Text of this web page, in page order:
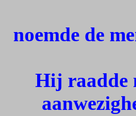
noemde de
Hij raadde